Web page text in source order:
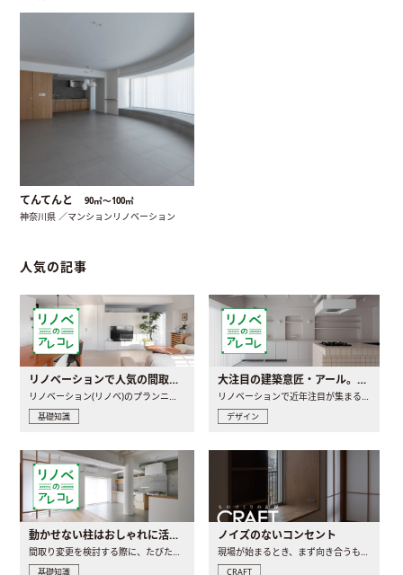
てんてんと 90㎡〜100㎡
神奈川県 ／マンションリノベーション
人気の記事
リノベーションで人気の間取りとは？トレンドの間取りと実例を徹底解説
リノベーション(リノベ)のプランニングで一番最初に決めるのは..
基礎知識
大注目の建築意匠・アール。人気の理由と空間に取り入れるポイント
リノベーションで近年注目が集まる建築意匠の一つであるアール..
デザイン
動かせない柱はおしゃれに活用！柱を魅せるリノベーション(リノベ)4選
間取り変更を検討する際に、たびたび皆さんの頭を悩ませる動か..
基礎知識
ノイズのないコンセント
現場が始まるとき、まず向き合うものの一つがコンセントです..
CRAFT